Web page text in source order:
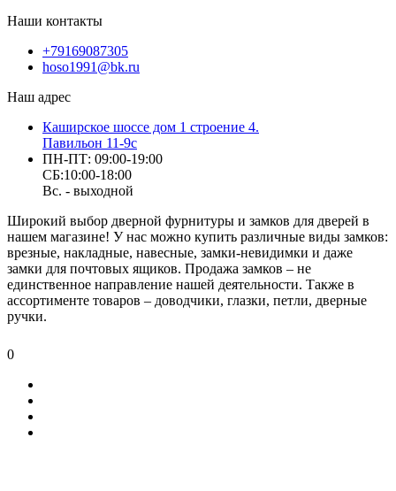
Наши контакты
+79169087305
hoso1991@bk.ru
Наш адрес
Каширское шоссе дом 1 строение 4.
Павильон 11-9с
ПН-ПТ: 09:00-19:00
СБ:10:00-18:00
Вс. - выходной
Широкий выбор дверной фурнитуры и замков для дверей в
нашем магазине! У нас можно купить различные виды замков:
врезные, накладные, навесные, замки-невидимки и даже
замки для почтовых ящиков. Продажа замков – не
единственное направление нашей деятельности. Также в
ассортименте товаров – доводчики, глазки, петли, дверные
ручки.
0